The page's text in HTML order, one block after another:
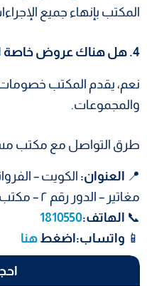
المكتب بإنهاء جميع
4. هل هناك عروض خاصة للمجموعات؟
نعم، يقدم المكتب خصومات
والمجموعات.
طرق التواصل مع مكتب
📍 العنوان: الكويت –
مغاتير – الدور رقم ٢ – مكتب رقم ١٨.
📞 الهاتف:1810550
📱 واتساب:اضغط هنا